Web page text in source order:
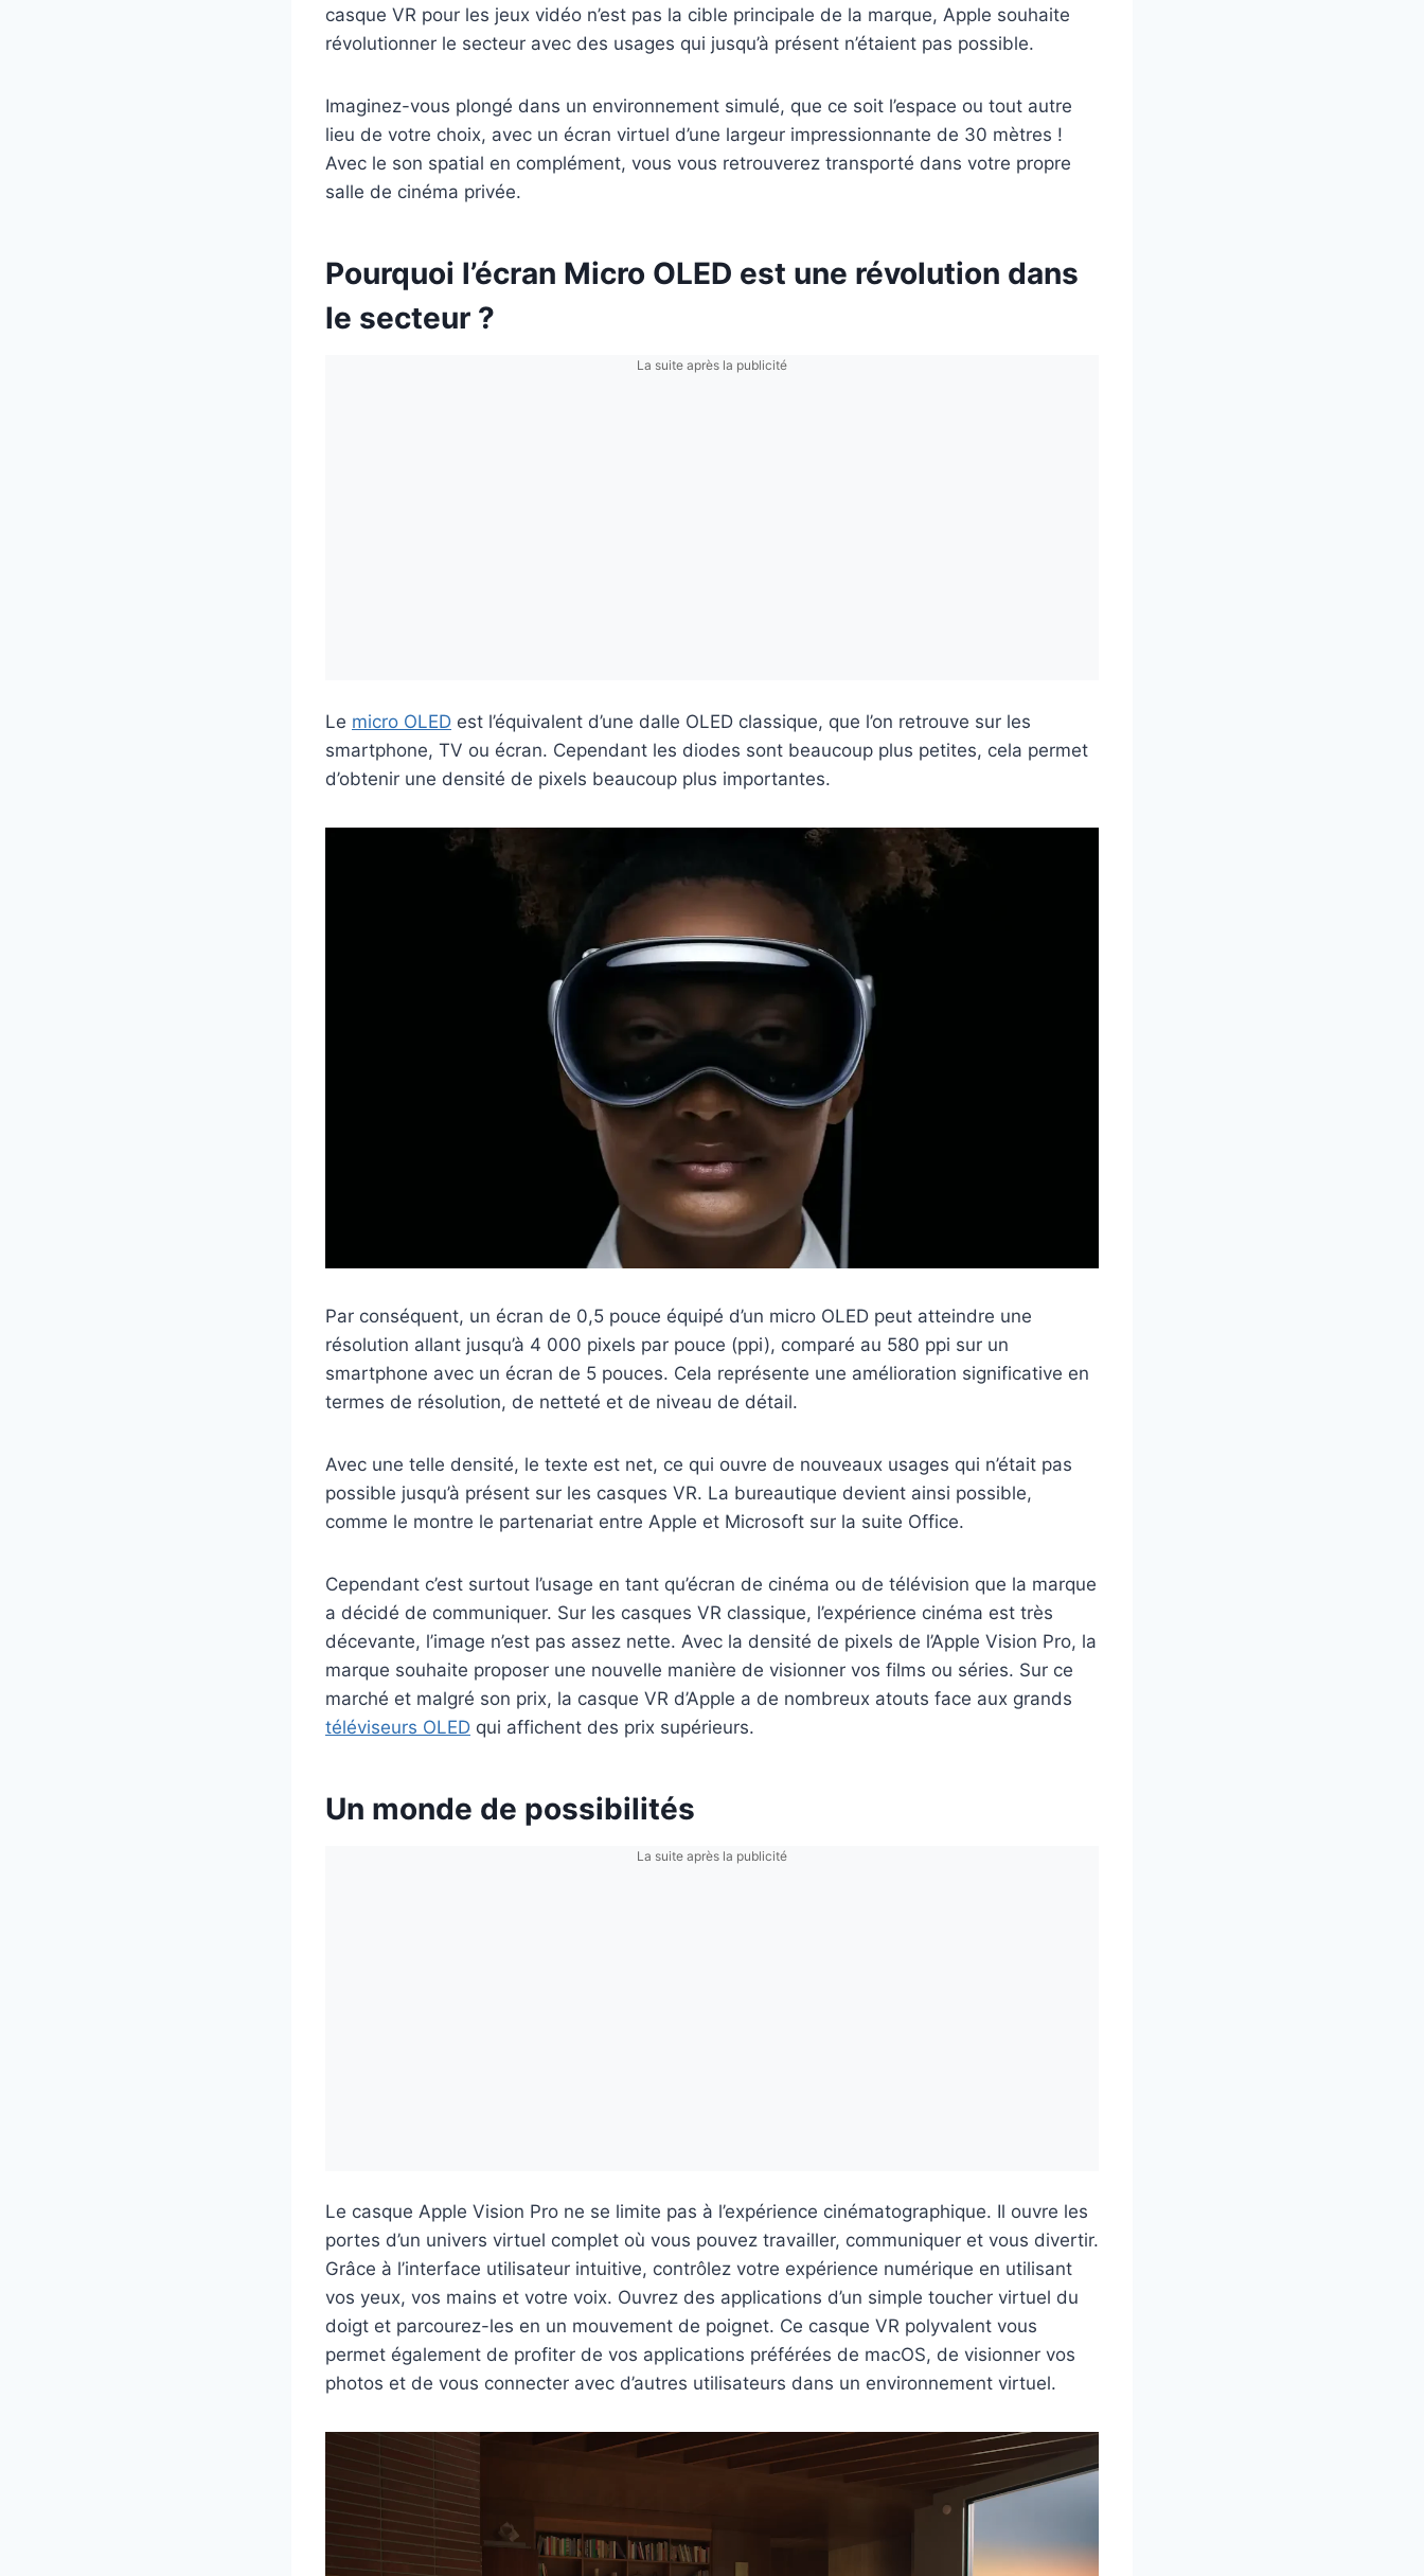
casque VR pour les jeux vidéo n’est pas la cible principale de la marque, Apple souhaite
révolutionner le secteur avec des usages qui jusqu’à présent n’étaient pas possible.
Imaginez-vous plongé dans un environnement simulé, que ce soit l’espace ou tout autre
lieu de votre choix, avec un écran virtuel d’une largeur impressionnante de 30 mètres !
Avec le son spatial en complément, vous vous retrouverez transporté dans votre propre
salle de cinéma privée.
Pourquoi l’écran Micro OLED est une révolution dans
le secteur ?
La suite après la publicité
Le micro OLED est l’équivalent d’une dalle OLED classique, que l’on retrouve sur les
smartphone, TV ou écran. Cependant les diodes sont beaucoup plus petites, cela permet
d’obtenir une densité de pixels beaucoup plus importantes.
Par conséquent, un écran de 0,5 pouce équipé d’un micro OLED peut atteindre une
résolution allant jusqu’à 4 000 pixels par pouce (ppi), comparé au 580 ppi sur un
smartphone avec un écran de 5 pouces. Cela représente une amélioration significative en
termes de résolution, de netteté et de niveau de détail.
Avec une telle densité, le texte est net, ce qui ouvre de nouveaux usages qui n’était pas
possible jusqu’à présent sur les casques VR. La bureautique devient ainsi possible,
comme le montre le partenariat entre Apple et Microsoft sur la suite Office.
Cependant c’est surtout l’usage en tant qu’écran de cinéma ou de télévision que la marque
a décidé de communiquer. Sur les casques VR classique, l’expérience cinéma est très
décevante, l’image n’est pas assez nette. Avec la densité de pixels de l’Apple Vision Pro, la
marque souhaite proposer une nouvelle manière de visionner vos films ou séries. Sur ce
marché et malgré son prix, la casque VR d’Apple a de nombreux atouts face aux grands
téléviseurs OLED qui affichent des prix supérieurs.
Un monde de possibilités
La suite après la publicité
Le casque Apple Vision Pro ne se limite pas à l’expérience cinématographique. Il ouvre les
portes d’un univers virtuel complet où vous pouvez travailler, communiquer et vous divertir.
Grâce à l’interface utilisateur intuitive, contrôlez votre expérience numérique en utilisant
vos yeux, vos mains et votre voix. Ouvrez des applications d’un simple toucher virtuel du
doigt et parcourez-les en un mouvement de poignet. Ce casque VR polyvalent vous
permet également de profiter de vos applications préférées de macOS, de visionner vos
photos et de vous connecter avec d’autres utilisateurs dans un environnement virtuel.